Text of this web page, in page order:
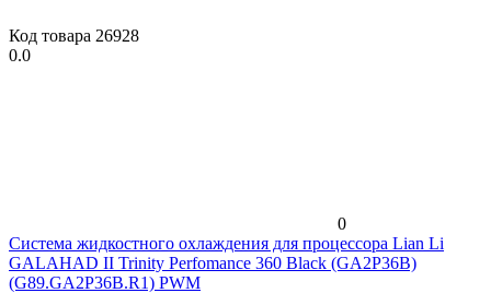
Код товара 26928
0.0
0
Система жидкостного охлаждения для процессора Lian Li
GALAHAD II Trinity Perfomance 360 Black (GA2P36B)
(G89.GA2P36B.R1) PWM